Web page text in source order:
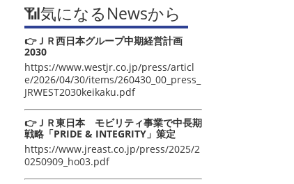
📶気になるNewsから
👉ＪＲ西日本グループ中期経営計画
2030
https://www.westjr.co.jp/press/articl
e/2026/04/30/items/260430_00_press_
JRWEST2030keikaku.pdf
👉ＪＲ東日本 モビリティ事業で中長期
戦略「PRIDE & INTEGRITY」策定
https://www.jreast.co.jp/press/2025/2
0250909_ho03.pdf